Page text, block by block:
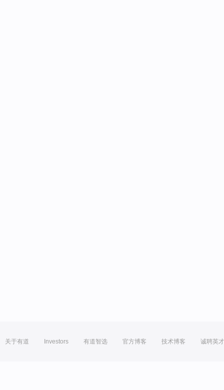
关于有道 Investors 有道智选 官方博客 技术博客 诚聘英才